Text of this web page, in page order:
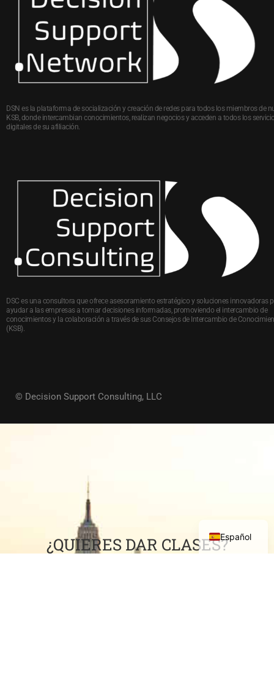
DSN es la plataforma de socialización y creación de redes para todos los miembros de
KSB, donde intercambian conocimientos, realizan negocios y acceden a todos los
digitales de su afiliación.
DSC es una consultora que ofrece asesoramiento estratégico y soluciones innovadoras
ayudar a las empresas a tomar decisiones informadas, promoviendo el intercambio de
conocimientos y la colaboración a través de sus Consejos de Intercambio de
(KSB).
© Decision Support Consulting, LLC
¿QUIERES DAR CLASES?Español